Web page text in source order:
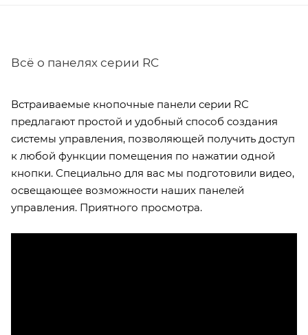
Всё о панелях серии RC
Встраиваемые кнопочные панели серии RC
предлагают простой и удобный способ создания
системы управления, позволяющей получить доступ
к любой функции помещения по нажатии одной
кнопки. Специально для вас мы подготовили видео,
освещающее возможности наших панелей
управления. Приятного просмотра.